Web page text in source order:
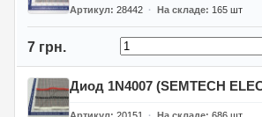
Артикул 28442 На складе 165 шт
7 грн.
Диод 1N4007 (SEMTECH